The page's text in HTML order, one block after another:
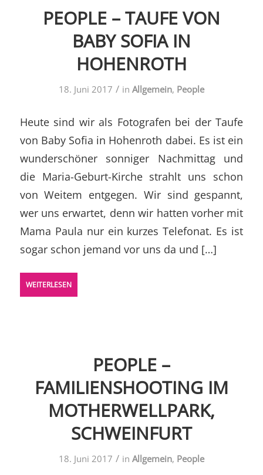
PEOPLE – TAUFE VON
BABY SOFIA IN
HOHENROTH
18. Juni 2017 / in Allgemein, People
Heute sind wir als Fotografen bei der Taufe
von Baby Sofia in Hohenroth dabei. Es ist ein
wunderschöner sonniger Nachmittag und
die Maria-Geburt-Kirche strahlt uns schon
von Weitem entgegen. Wir sind gespannt,
wer uns erwartet, denn wir hatten vorher mit
Mama Paula nur ein kurzes Telefonat. Es ist
sogar schon jemand vor uns da und […]
WEITERLESEN
PEOPLE –
FAMILIENSHOOTING IM
MOTHERWELLPARK,
SCHWEINFURT
18. Juni 2017 / in Allgemein, People